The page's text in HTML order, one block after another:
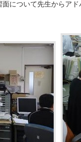
について先生からア